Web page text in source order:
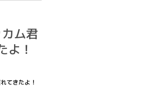
ム君
よ！
てきたよ！